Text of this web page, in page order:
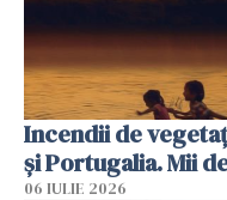
Incendii de
și Portugalia. Mii
06 IULIE 2026